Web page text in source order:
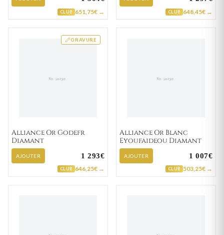
CLUB 651,75€ → CLUB 648,45€ →
GRAVURE
Alliance Or Godefr
Diamant
AJOUTER 1 293€
CLUB 646,25€ →
Alliance Or Blanc
Eyoufaideou Diamant
AJOUTER 1 007€
CLUB 503,25€ →